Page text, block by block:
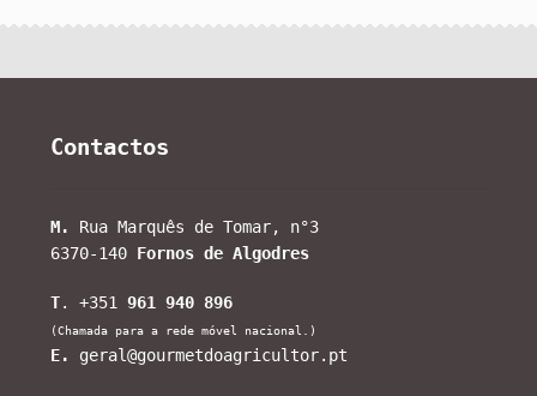
Contactos
M.
Rua Marquês de Tomar, n°3
6370-140 Fornos de Algodres
T. +351961 940 896
(Chamada para a rede móvel nacional.)
E. geral@gourmetdoagricultor.pt